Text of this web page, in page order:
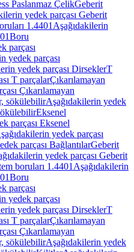
Paslanmaz ÇelikGeberit
yedek parçası Geberit
1.4401 Aşağıdakilerin
Boru
parçası
yedek parçası
yedek parçası DirseklerT
T parçalarÇıkarılamayan
Çıkarılamayan
sökülebilirAşağıdakilerin yedek
Eksenel
parçası Eksenel
yedek parçası
parçası BağlantılarGeberit
yedek parçası Geberit
boruları 1.4401 Aşağıdakilerin
Boru
parçası
yedek parçası
yedek parçası DirseklerT
T parçalarÇıkarılamayan
Çıkarılamayan
sökülebilirAşağıdakilerin yedek